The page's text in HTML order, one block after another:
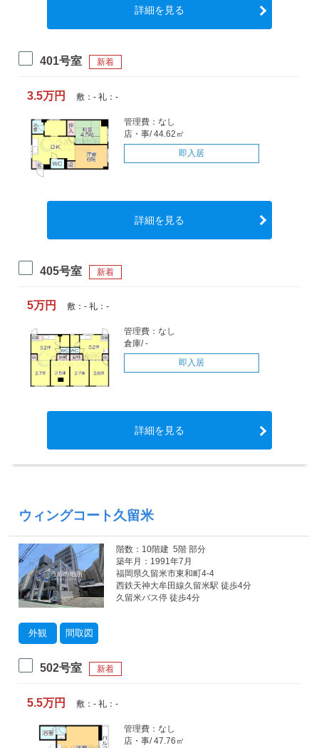
詳細を見る
401号室 新着
3.5万円 敷：- 礼：-
管理費：なし
店・事/ 44.62㎡
即入居
詳細を見る
405号室 新着
5万円 敷：- 礼：-
管理費：なし
倉庫/ -
即入居
詳細を見る
ウィングコート久留米
外観 間取図
階数：10階建 5階 部分
築年月：1991年7月
福岡県久留米市東和町4-4
西鉄天神大牟田線久留米駅 徒歩4分
久留米バス停 徒歩4分
502号室 新着
5.5万円 敷：- 礼：-
管理費：なし
店・事/ 47.76㎡